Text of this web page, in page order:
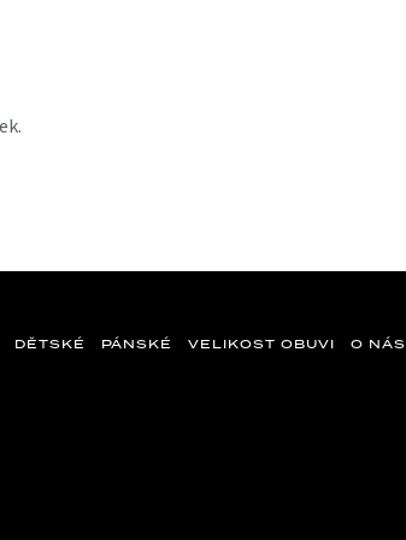
DĚTSKÉ PÁNSKÉ VELIKOST OBUVI O NÁS